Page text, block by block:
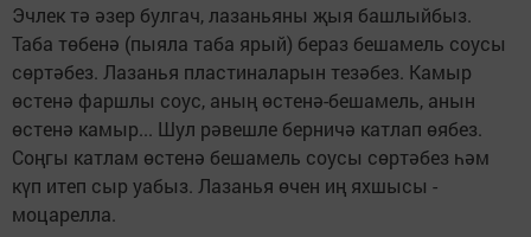
Эчлек тә әзер булгач, лазаньяны җыя башлыйбыз.
Таба төбенә (пыяла таба ярый) бераз бешамель соусы
сөртәбез. Лазанья пластиналарын тезәбез. Камыр
өстенә фаршлы соус, аның өстенә-бешамель, анын
өстенә камыр... Шул рәвешле берничә катлап өябез.
Соңгы катлам өстенә бешамель соусы сөртәбез һәм
күп итеп сыр уабыз. Лазанья өчен иң яхшысы -
моцарелла.